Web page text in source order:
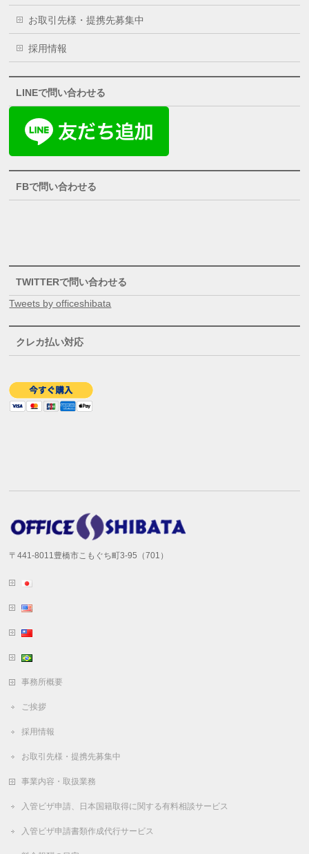
お取引先様・提携先募集中
採用情報
LINEで問い合わせる
FBで問い合わせる
TWITTERで問い合わせる
Tweets by officeshibata
クレカ払い対応
〒441-8011豊橋市こもぐち町3-95（701）
事務所概要
ご挨拶
採用情報
お取引先様・提携先募集中
事業内容・取扱業務
入管ビザ申請、日本国籍取得に関する有料相談サービス
入管ビザ申請書類作成代行サービス